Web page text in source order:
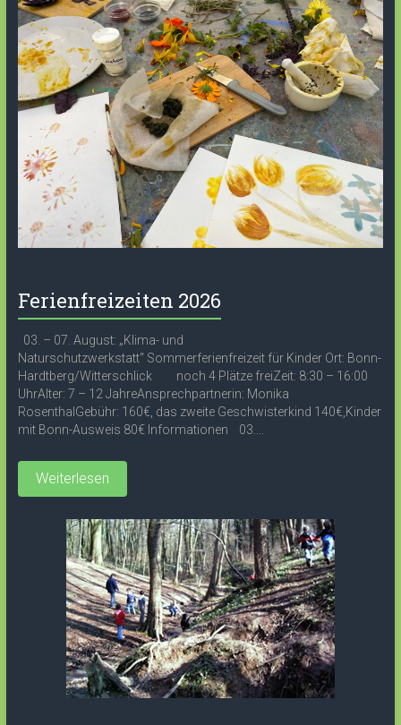
Ferienfreizeiten 2026
03. – 07. August: „Klima- und
Naturschutzwerkstatt“ Sommerferienfreizeit für Kinder Ort: Bonn-
Hardtberg/Witterschlick noch 4 Plätze freiZeit: 8:30 – 16:00
UhrAlter: 7 – 12 JahreAnsprechpartnerin: Monika
RosenthalGebühr: 160€, das zweite Geschwisterkind 140€,Kinder
mit Bonn-Ausweis 80€ Informationen 03....
Weiterlesen